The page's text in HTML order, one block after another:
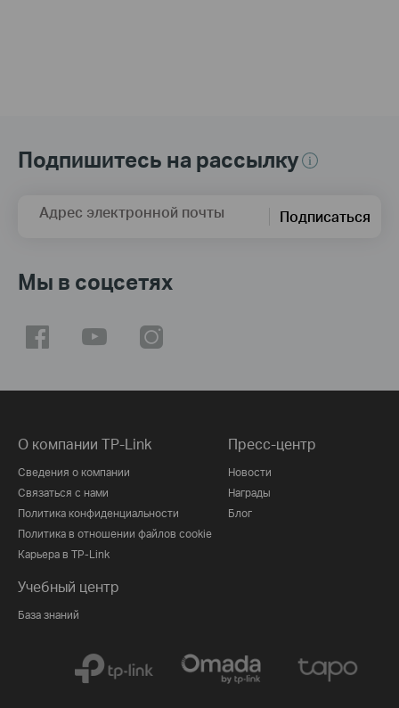
Подпишитесь на рассылку
Адрес электронной почты Подписаться
Мы в соцсетях
О компании TP-Link
Сведения о компании
Связаться с нами
Политика конфиденциальности
Политика в отношении файлов cookie
Карьера в TP-Link
Пресс-центр
Новости
Награды
Блог
Учебный центр
База знаний